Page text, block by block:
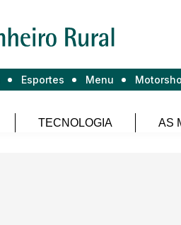
Esportes Menu
TECNOLOGIA AS